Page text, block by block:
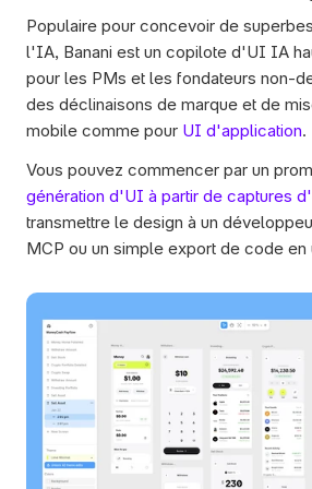
Populaire pour concevoir de
l'IA, Banani est un copilote d'UI IA
pour les PMs et les fondateurs non-
des déclinaisons de marque et de
mobile comme pour UI d'application.
génération d'UI à partir de captures
transmettre le design à un
MCP ou un simple export de code en